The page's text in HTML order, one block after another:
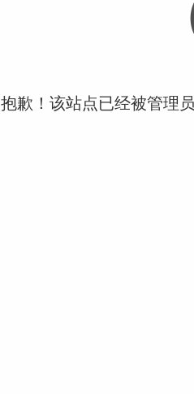
抱歉！该站点已经被管理